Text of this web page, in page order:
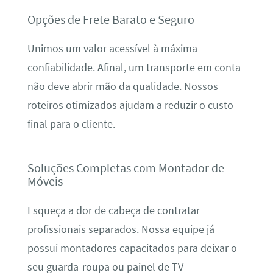
Opções de Frete Barato e Seguro
Unimos um valor acessível à máxima
confiabilidade. Afinal, um transporte em conta
não deve abrir mão da qualidade. Nossos
roteiros otimizados ajudam a reduzir o custo
final para o cliente.
Soluções Completas com Montador de
Móveis
Esqueça a dor de cabeça de contratar
profissionais separados. Nossa equipe já
possui montadores capacitados para deixar o
seu guarda-roupa ou painel de TV